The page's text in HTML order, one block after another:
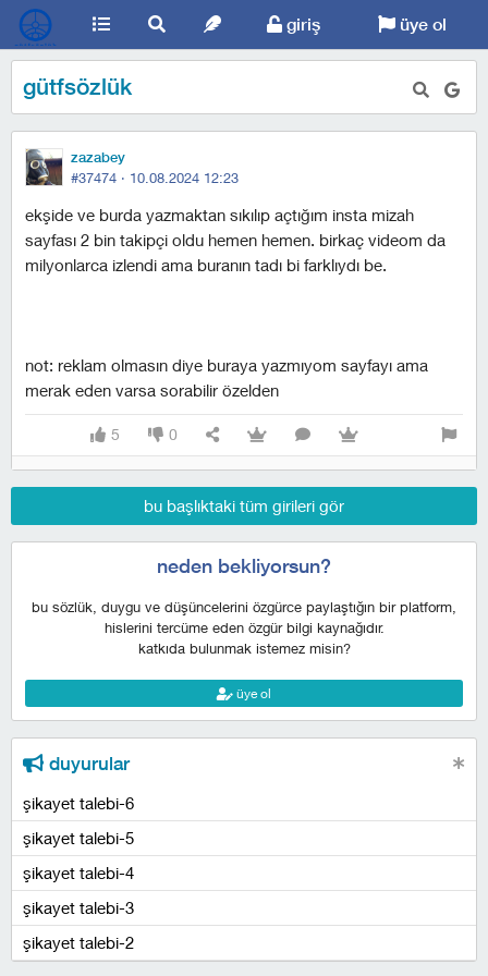
giriş üye ol
gütfsözlük
zazabey
#37474 · 10.08.2024 12:23
ekşide ve burda yazmaktan sıkılıp açtığım insta mizah
sayfası 2 bin takipçi oldu hemen hemen. birkaç videom da
milyonlarca izlendi ama buranın tadı bi farklıydı be.
not: reklam olmasın diye buraya yazmıyom sayfayı ama
merak eden varsa sorabilir özelden
5 0
bu başlıktaki tüm girileri gör
neden bekliyorsun?
bu sözlük, duygu ve düşüncelerini özgürce paylaştığın bir platform,
hislerini tercüme eden özgür bilgi kaynağıdır.
katkıda bulunmak istemez misin?
üye ol
duyurular
şikayet talebi-6
şikayet talebi-5
şikayet talebi-4
şikayet talebi-3
şikayet talebi-2